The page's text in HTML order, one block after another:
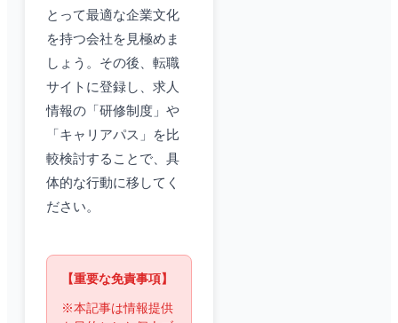
とって最適な企業文化
を持つ会社を見極めま
しょう。その後、転職
サイトに登録し、求人
情報の「研修制度」や
「キャリアパス」を比
較検討することで、具
体的な行動に移してく
ださい。
【重要な免責事項】
※本記事は情報提供